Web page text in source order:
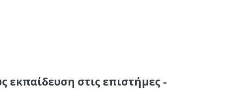
εκπαίδευση στις επιστήμες -